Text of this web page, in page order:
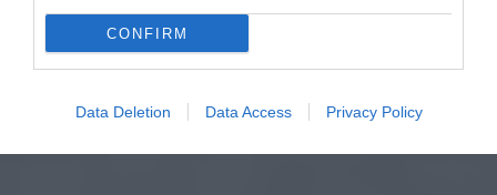
CONFIRM
Data Deletion Data Access Privacy Policy